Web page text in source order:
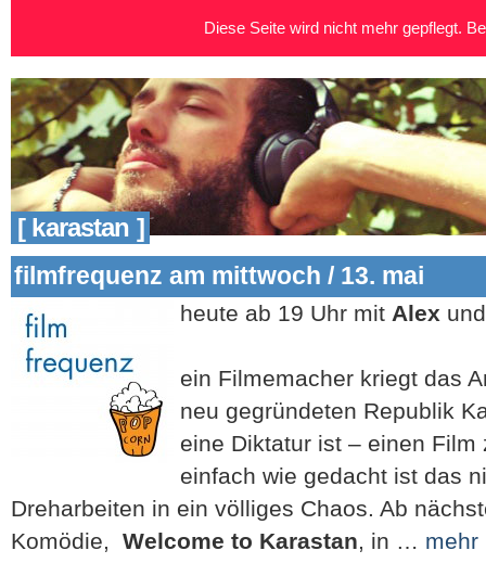
[ karastan ]
filmfrequenz am mittwoch / 13. mai
heute ab 19 Uhr mit Alex
ein Filmemacher kriegt das
neu gegründeten Republik
eine Diktatur ist – einen Film
einfach wie gedacht ist das
Dreharbeiten in ein völliges Chaos. Ab
Komödie,
Welcome to Karastan, in … mehr
Diese Seite wird nicht mehr gepflegt.